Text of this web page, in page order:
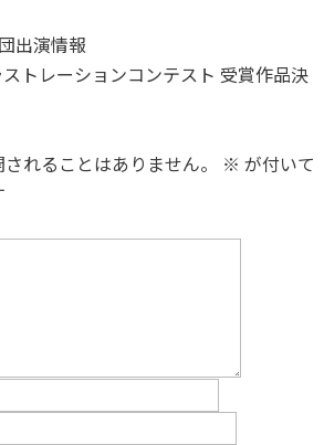
出演情報
トレーションコンテスト 受賞作品決
れることはありません。
※ が付いて